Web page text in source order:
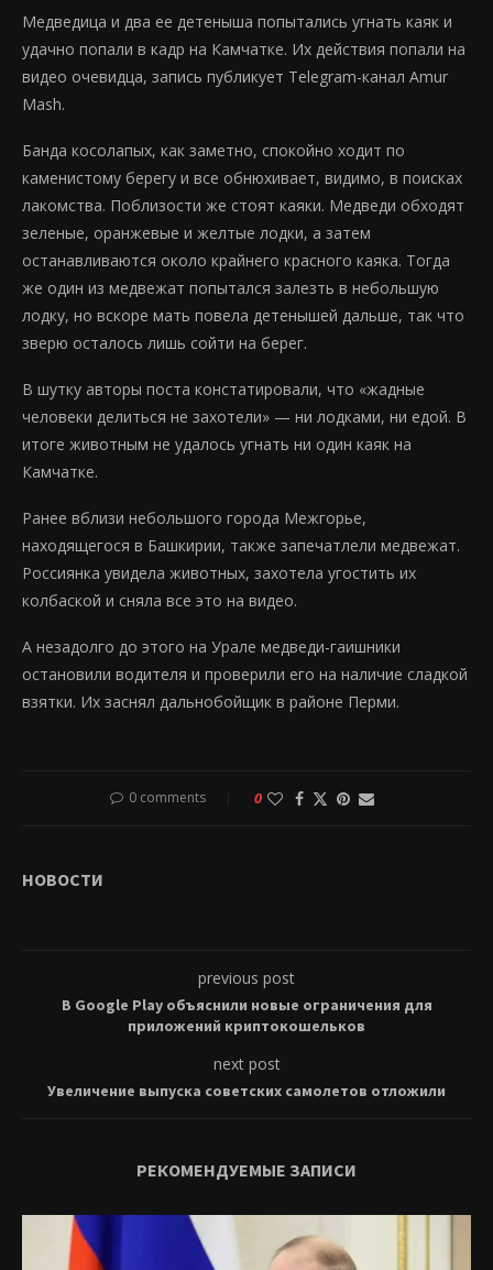
Медведица и два ее детеныша попытались угнать каяк и
удачно попали в кадр на Камчатке. Их действия попали на
видео очевидца, запись публикует Telegram-канал Amur
Mash.
Банда косолапых, как заметно, спокойно ходит по
каменистому берегу и все обнюхивает, видимо, в поисках
лакомства. Поблизости же стоят каяки. Медведи обходят
зеленые, оранжевые и желтые лодки, а затем
останавливаются около крайнего красного каяка. Тогда
же один из медвежат попытался залезть в небольшую
лодку, но вскоре мать повела детенышей дальше, так что
зверю осталось лишь сойти на берег.
В шутку авторы поста констатировали, что «жадные
человеки делиться не захотели» — ни лодками, ни едой. В
итоге животным не удалось угнать ни один каяк на
Камчатке.
Ранее вблизи небольшого города Межгорье,
находящегося в Башкирии, также запечатлели медвежат.
Россиянка увидела животных, захотела угостить их
колбаской и сняла все это на видео.
А незадолго до этого на Урале медведи-гаишники
остановили водителя и проверили его на наличие сладкой
взятки. Их заснял дальнобойщик в районе Перми.
0 comments 0
НОВОСТИ
previous post
В Google Play объяснили новые ограничения для
приложений криптокошельков
next post
Увеличение выпуска советских самолетов отложили
РЕКОМЕНДУЕМЫЕ ЗАПИСИ